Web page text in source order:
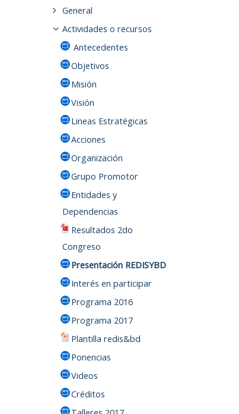
General
Actividades o recursos
Antecedentes
Objetivos
Misión
Visión
Lineas Estratégicas
Acciones
Organización
Grupo Promotor
Entidades y
Dependencias
Resultados 2do
Congreso
Presentación REDISYBD
Interés en participar
Programa 2016
Programa 2017
Plantilla redis&bd
Ponencias
Videos
Créditos